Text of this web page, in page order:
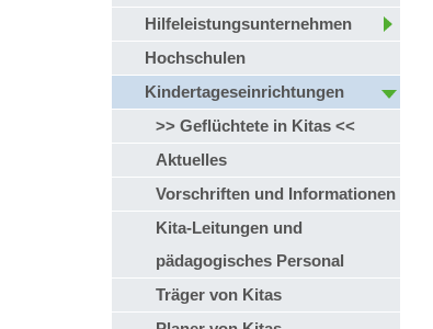
Hilfeleistungsunternehmen
Hochschulen
Kindertageseinrichtungen
>> Geflüchtete in Kitas <<
Aktuelles
Vorschriften und Informationen
Kita-Leitungen und
pädagogisches Personal
Träger von Kitas